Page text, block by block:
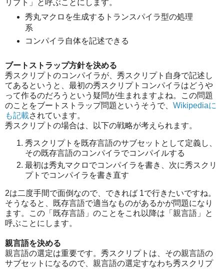
リプト」と呼ぶことにします。
秀丸マクロを生成するトランスパイラ型の処理
系
コンパイラ自体を記述できる
ブートストラップ方針を決める
秀スクリプトのコンパイラが、秀スクリプト自身で記述し
てあるというと、最初の秀スクリプトコンパイラはどうや
って作るのだろうという疑問が生まれますよね。この問題
のことをブートストラップ問題というそうで、 Wikipediaに
も記載されています。
秀スクリプトの場合は、以下の戦略が考えられます。
秀スクリプトを既存言語のサブセットとして定義し、
その既存言語のコンパイラでコンパイルする
最初は秀丸マクロでコンパイラを書き、次に秀スクリ
プトでコンパイラを書き直す
2は二度手間で面倒なので、できれば 1で行きたいですね。
そうなると、既存言語で適当なものがあるかが問題になり
ます。この「既存言語」のことをこれ以降は「親言語」と
呼ぶことにします。
親言語を決める
親言語の選定は重要です。秀スクリプトは、その親言語の
サブセットになるので、親言語の選定すなわち秀スクリプ